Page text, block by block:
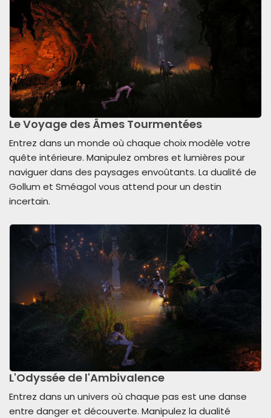
Le Voyage des Âmes Tourmentées
Entrez dans un monde où chaque choix modèle votre
quête intérieure. Manipulez ombres et lumières pour
naviguer dans des paysages envoûtants. La dualité de
Gollum et Sméagol vous attend pour un destin
incertain.
L'Odyssée de l'Ambivalence
Entrez dans un univers où chaque pas est une danse
entre danger et découverte. Manipulez la dualité